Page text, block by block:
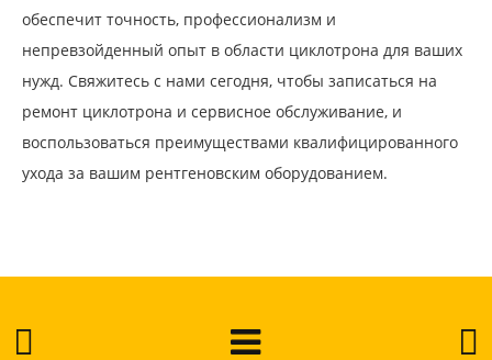
обеспечит точность, профессионализм и
непревзойденный опыт в области циклотрона для ваших
нужд. Свяжитесь с нами сегодня, чтобы записаться на
ремонт циклотрона и сервисное обслуживание, и
воспользоваться преимуществами квалифицированного
ухода за вашим рентгеновским оборудованием.